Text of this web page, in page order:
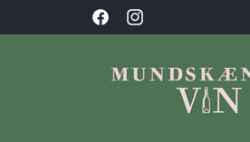
FacebookInstagram